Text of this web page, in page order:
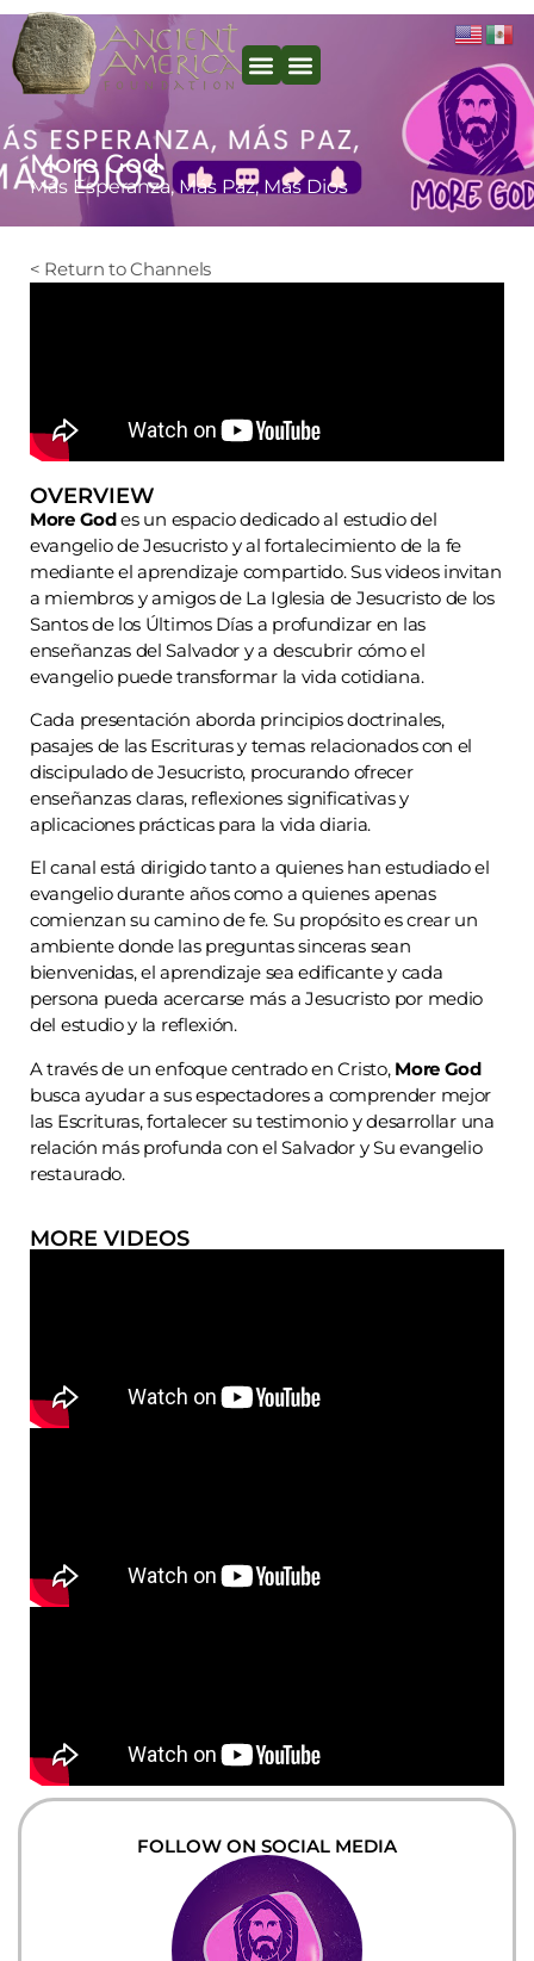
More God
Más Esperanza, Más Paz, Más Dios
< Return to Channels
OVERVIEW
More Godes un espacio dedicado al estudio del
evangelio de Jesucristo y al fortalecimiento de la fe
mediante el aprendizaje compartido. Sus videos invitan
a miembros y amigos de La Iglesia de Jesucristo de los
Santos de los Últimos Días a profundizar en las
enseñanzas del Salvador y a descubrir cómo el
evangelio puede transformar la vida cotidiana.
Cada presentación aborda principios doctrinales,
pasajes de las Escrituras y temas relacionados con el
discipulado de Jesucristo, procurando ofrecer
enseñanzas claras, reflexiones significativas y
aplicaciones prácticas para la vida diaria.
El canal está dirigido tanto a quienes han estudiado el
evangelio durante años como a quienes apenas
comienzan su camino de fe. Su propósito es crear un
ambiente donde las preguntas sinceras sean
bienvenidas, el aprendizaje sea edificante y cada
persona pueda acercarse más a Jesucristo por medio
del estudio y la reflexión.
A través de un enfoque centrado en Cristo, More God
busca ayudar a sus espectadores a comprender mejor
las Escrituras, fortalecer su testimonio y desarrollar una
relación más profunda con el Salvador y Su evangelio
restaurado.
MORE VIDEOS
FOLLOW ON SOCIAL MEDIA